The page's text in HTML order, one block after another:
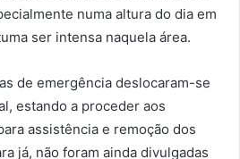
numa altura do dia em
ser intensa naquela área.
de emergência deslocaram-se
estando a proceder aos
assistência e remoção dos
já, não foram ainda divulgadas